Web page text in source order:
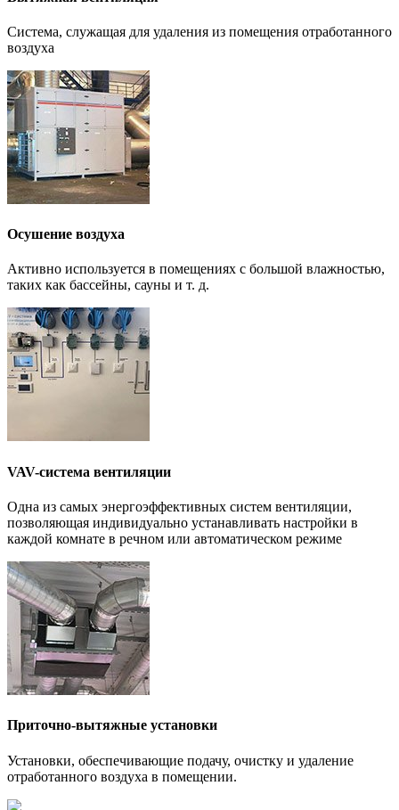
Система, служащая для удаления из помещения отработанного
воздуха
Осушение воздуха
Активно используется в помещениях с большой влажностью,
таких как бассейны, сауны и т. д.
VAV-система вентиляции
Одна из самых энергоэффективных систем вентиляции,
позволяющая индивидуально устанавливать настройки в
каждой комнате в речном или автоматическом режиме
Приточно-вытяжные установки
Установки, обеспечивающие подачу, очистку и удаление
отработанного воздуха в помещении.